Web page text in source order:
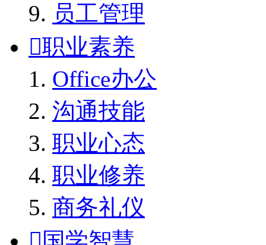
员工管理
职业素养
Office办公
沟通技能
职业心态
职业修养
商务礼仪